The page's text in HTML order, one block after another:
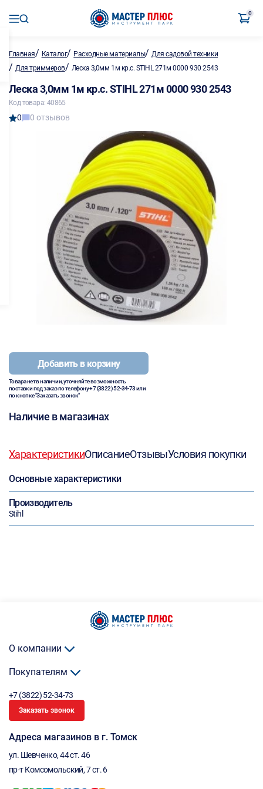
0
Главная/ Каталог/ Расходные материалы/Для садовой техники
/ Для триммеров/ Леска 3,0мм 1м кр.с. STIHL 271м 0000 930 2543
Леска 3,0мм 1м кр.с. STIHL 271м 0000 930 2543
Код товара: 40865
0 0 отзывов
Добавить в корзину
Товара нет в наличии, уточняйте возможность
поставки под заказ по телефону+7 (3822) 52-34-73или
по кнопке "Заказать звонок"
Наличие в магазинах
ХарактеристикиОписаниеОтзывыУсловия покупки
Основные характеристики
Производитель
Stihl
О компании
Покупателям
+7 (3822) 52-34-73
Заказать звонок
Адреса магазинов в г. Томск
ул. Шевченко, 44 ст. 46
пр-т Комсомольский, 7 ст. 6